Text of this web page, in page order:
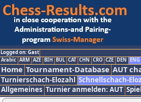
Logged on: Gast
Arabic ARM AZE BIH BUL CAT CHN CRO CZE DEN ENG
Home Tournament-Database AUT
Turnierschach-Elozahl Schnellschach-
Allgemeines Turnier anmelden: AUT